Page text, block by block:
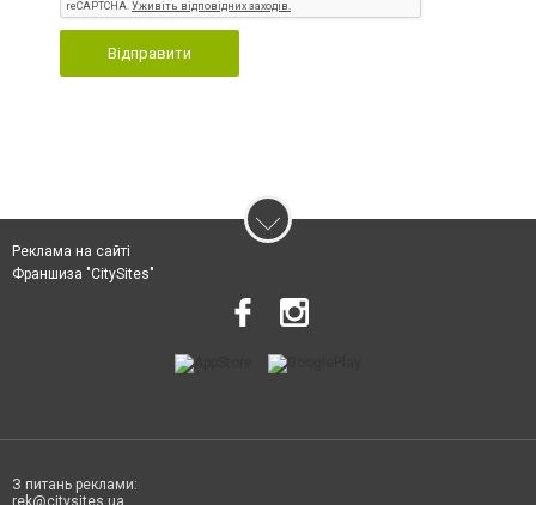
Відправити
Реклама на сайті
Франшиза "CitySites"
З питань реклами:
rek@citysites.ua